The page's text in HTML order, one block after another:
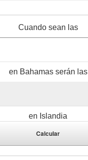
Cuando sean las
en Bahamas serán las
en Islandia